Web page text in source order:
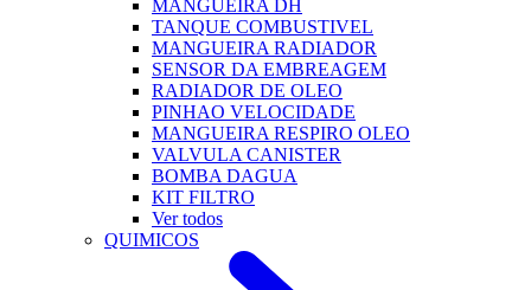
MANGUEIRA DH
TANQUE COMBUSTIVEL
MANGUEIRA RADIADOR
SENSOR DA EMBREAGEM
RADIADOR DE OLEO
PINHAO VELOCIDADE
MANGUEIRA RESPIRO OLEO
VALVULA CANISTER
BOMBA DAGUA
KIT FILTRO
Ver todos
QUIMICOS